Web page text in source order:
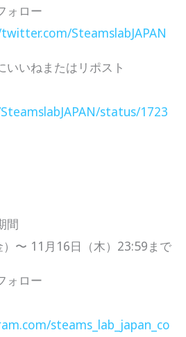
ォロー
SteamslabJAPAN
いいねまたはリポスト
status/1723
間
〜 11月16日（木）23:59まで
ォロー
steams_lab_japan_co